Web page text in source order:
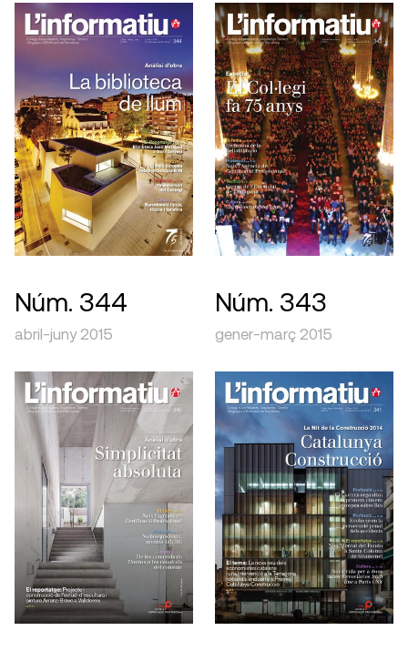
Núm. 344
abril-juny 2015
Núm. 343
gener-març 2015